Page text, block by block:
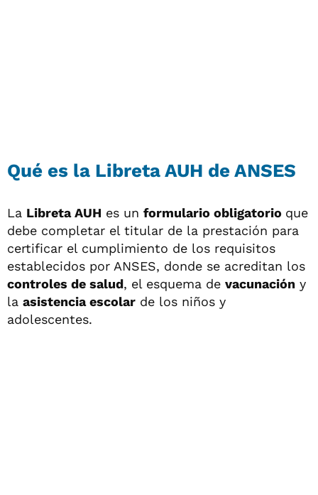
Qué es la Libreta AUH de ANSES
La Libreta AUH es un formulario obligatorio que
debe completar el titular de la prestación para
certificar el cumplimiento de los requisitos
establecidos por ANSES, donde se acreditan los
controles de salud, el esquema de vacunación y
la asistencia escolar de los niños y
adolescentes.